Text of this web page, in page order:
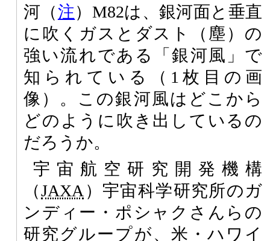
河（注）M82は、銀河面と垂直
に吹くガスとダスト（塵）の
強い流れである「銀河風」で
知られている（1枚目の画
像）。この銀河風はどこから
どのように吹き出しているの
だろうか。
宇宙航空研究開発機構
（JAXA ）宇宙科学研究所のガ
ンディー・ポシャクさんらの
研究グループが、米・ハワイ